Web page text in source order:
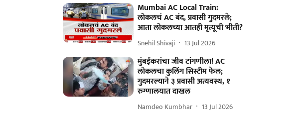
Mumbai AC Local Train:
लोकलचं AC बंद, प्रवासी गुदमरले;
आता लोकलच्या आतही मृत्यूची भीती?
Snehil Shivaji 13 Jul 2026
मुंबईकरांचा जीव टांगणीला! AC
लोकलचा कुलिंग सिस्टीम फेल;
गुदमरल्याने ३ प्रवासी अत्यवस्थ, १
रुग्णालयात दाखल
Namdeo Kumbhar 13 Jul 2026